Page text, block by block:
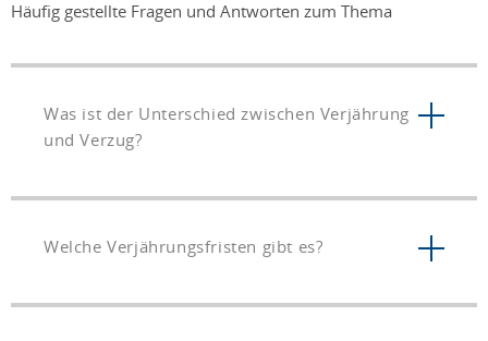
Häufig gestellte Fragen und Antworten zum Thema
Was ist der Unterschied zwischen Verjährung
und Verzug?
Welche Verjährungsfristen gibt es?